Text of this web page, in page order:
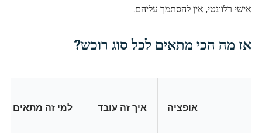
אישי רלוונטי, אין להסתמך עליהם.
אז מה הכי מתאים לכל סוג רוכש?
אופציה איך זה עובד למי זה מתאים